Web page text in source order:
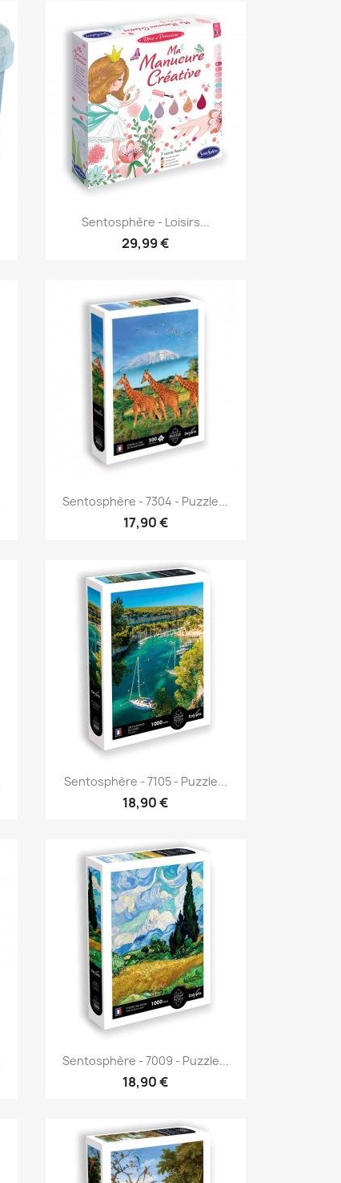
Aperçu rapide
Sentosphère - Loisirs...
29,99 €
Aperçu rapide
Sentosphère - 7304 - Puzzle...
17,90 €
Aperçu rapide
Sentosphère - 7105 - Puzzle...
18,90 €
Aperçu rapide
Sentosphère - 7009 - Puzzle...
18,90 €